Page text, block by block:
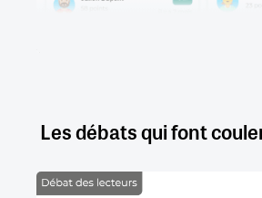
Les débats qui font